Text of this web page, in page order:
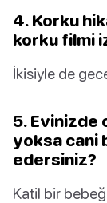
4. Korku
korku filmi
İkisiyle de
5. Evinizde
yoksa cani
edersiniz?
Katil bir